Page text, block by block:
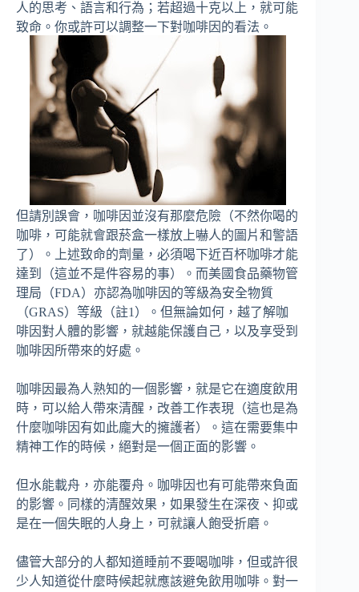
人的思考、語言和行為；若超過十克以上，就可能
致命。你或許可以調整一下對咖啡因的看法。
但請別誤會，咖啡因並沒有那麼危險（不然你喝的
咖啡，可能就會跟菸盒一樣放上嚇人的圖片和警語
了）。上述致命的劑量，必須喝下近百杯咖啡才能
達到（這並不是件容易的事）。而美國食品藥物管
理局（FDA）亦認為咖啡因的等級為安全物質
（GRAS）等級（註1）。但無論如何，越了解咖
啡因對人體的影響，就越能保護自己，以及享受到
咖啡因所帶來的好處。
咖啡因最為人熟知的一個影響，就是它在適度飲用
時，可以給人帶來清醒，改善工作表現（這也是為
什麼咖啡因有如此龐大的擁護者）。這在需要集中
精神工作的時候，絕對是一個正面的影響。
但水能載舟，亦能覆舟。咖啡因也有可能帶來負面
的影響。同樣的清醒效果，如果發生在深夜、抑或
是在一個失眠的人身上，可就讓人飽受折磨。
儘管大部分的人都知道睡前不要喝咖啡，但或許很
少人知道從什麼時候起就應該避免飲用咖啡。對一